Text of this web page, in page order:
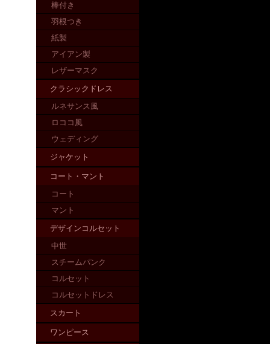
棒付き
羽根つき
紙製
アイアン製
レザーマスク
クラシックドレス
ルネサンス風
ロココ風
ウェディング
ジャケット
コート・マント
コート
マント
デザインコルセット
中世
スチームパンク
コルセット
コルセットドレス
スカート
ワンピース